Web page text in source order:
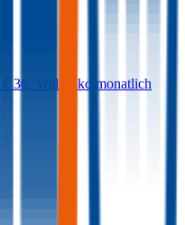
€ 36
Vollkasko monatlich